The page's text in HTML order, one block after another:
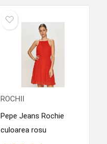
ROCHII
Pepe Jeans Rochie
culoarea rosu